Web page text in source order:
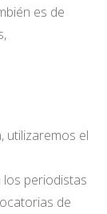
es de
utilizaremos el
periodistas
de